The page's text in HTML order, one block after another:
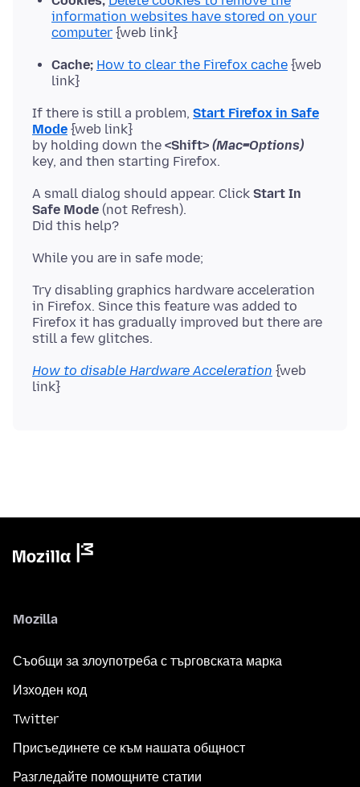
information websites have stored on your
computer {web link}
Cache; How to clear the Firefox cache {web
link}
If there is still a problem, Start Firefox in Safe
Mode {web link}
by holding down the <Shift> (Mac=Options)
A small dialog should appear. Click Start In
Safe Mode (not Refresh).
Try disabling graphics hardware acceleration
in Firefox. Since this feature was added to
Firefox it has gradually improved but there are
How to disable Hardware Acceleration {web
Mozilla
Съобщи за злоупотреба с търговската марка
Изходен код
Twitter
Присъединете се към нашата общност
Разгледайте помощните статии